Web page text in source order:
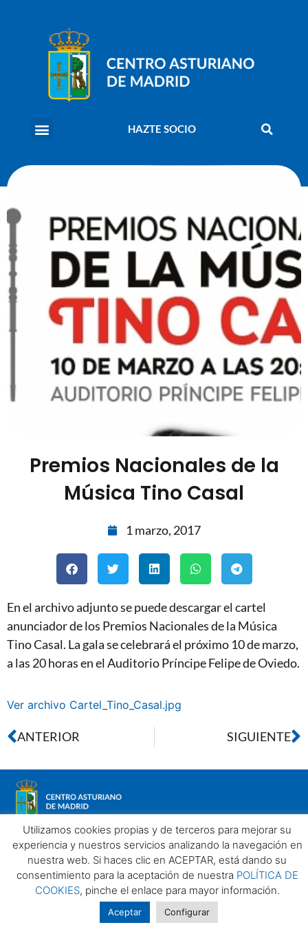
HAZTE SOCIO
Premios Nacionales de la
Música Tino Casal
1 marzo, 2017
En el archivo adjunto se puede descargar el cartel
anunciador de los Premios Nacionales de la Música
Tino Casal. La gala se celebrará el próximo 10 de marzo,
a las 20 horas en el Auditorio Príncipe Felipe de Oviedo.
Ver archivo Cartel_Tino_Casal.jpg
ANTERIOR SIGUIENTE
Aviso legalPolítica de privacidadPolítica de Cookies
Centro Asturiano de Madrid. Todos los derechos reservados
2025©
Utilizamos cookies propias y de terceros para mejorar su
experiencia y nuestros servicios analizando la navegación en
nuestra web. Si haces clic en ACEPTAR, está dando su
consentimiento para la aceptación de nuestra POLÍTICA DE
COOKIES, pinche el enlace para mayor información.
Aceptar Configurar